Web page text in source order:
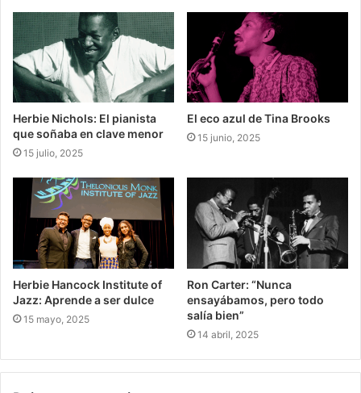
Herbie Nichols: El pianista
que soñaba en clave menor
15 julio, 2025
El eco azul de Tina Brooks
15 junio, 2025
Herbie Hancock Institute of
Jazz: Aprende a ser dulce
15 mayo, 2025
Ron Carter: “Nunca
ensayábamos, pero todo
salía bien”
14 abril, 2025